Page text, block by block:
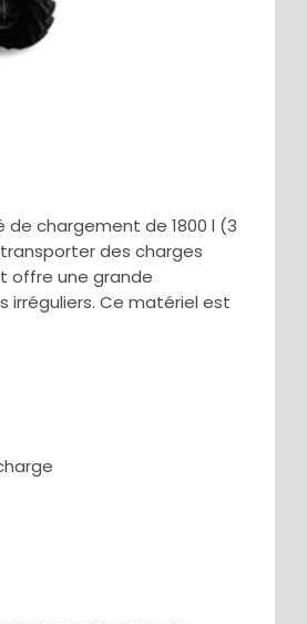
chargement de 1800 l (3
des charges
offre une grande
irréguliers. Ce matériel est